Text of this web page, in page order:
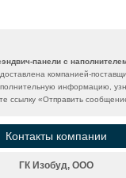
панели с
компанией-
информацию,
ссылку «Отправить
Контакты компании
ГК Изобуд, ООО